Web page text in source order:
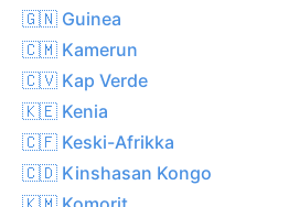
🇬🇳 Guinea
🇨🇲 Kamerun
🇨🇻 Kap Verde
🇰🇪 Kenia
🇨🇫 Keski-Afrikka
🇨🇩 Kinshasan Kongo